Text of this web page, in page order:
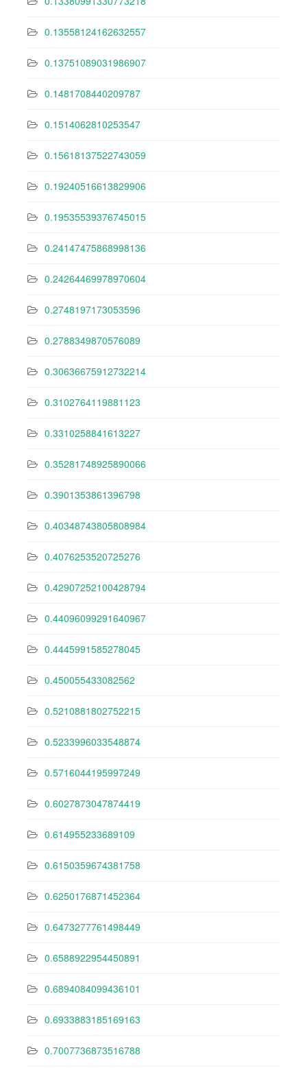
0.13558124162632557
0.13751089031986907
0.1481708440209787
0.1514062810253547
0.15618137522743059
0.19240516613829906
0.19535539376745015
0.24147475868998136
0.24264469978970604
0.2748197173053596
0.2788349870576089
0.30636675912732214
0.3102764119881123
0.3310258841613227
0.35281748925890066
0.3901353861396798
0.40348743805808984
0.4076253520725276
0.42907252100428794
0.44096099291640967
0.4445991585278045
0.450055433082562
0.5210881802752215
0.5233996033548874
0.5716044195997249
0.6027873047874419
0.614955233689109
0.6150359674381758
0.6250176871452364
0.6473277761498449
0.6588922954450891
0.6894084099436101
0.6933883185169163
0.7007736873516788